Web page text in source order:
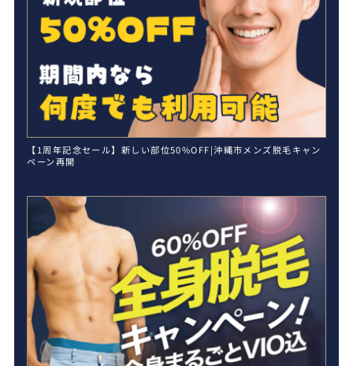
【1周年記念セール】新しい部位50%OFF|沖縄市メンズ脱毛キャン
ペーン再開